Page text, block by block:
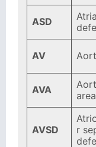
ASD
AV
AVA
area
AVSD
r